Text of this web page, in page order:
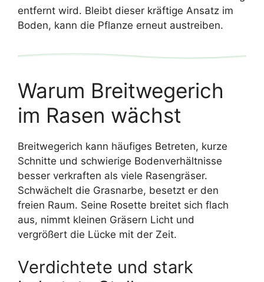
entfernt wird. Bleibt dieser kräftige Ansatz im
Boden, kann die Pflanze erneut austreiben.
Warum Breitwegerich
im Rasen wächst
Breitwegerich kann häufiges Betreten, kurze
Schnitte und schwierige Bodenverhältnisse
besser verkraften als viele Rasengräser.
Schwächelt die Grasnarbe, besetzt er den
freien Raum. Seine Rosette breitet sich flach
aus, nimmt kleinen Gräsern Licht und
vergrößert die Lücke mit der Zeit.
Verdichtete und stark